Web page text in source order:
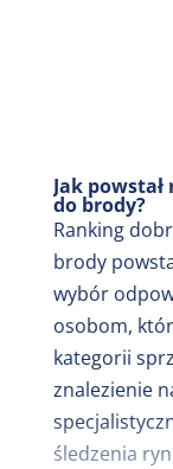
Jak
do brody?
Ranking
brody
wybór
osobom,
kategorii
znalezienie
śledzenia